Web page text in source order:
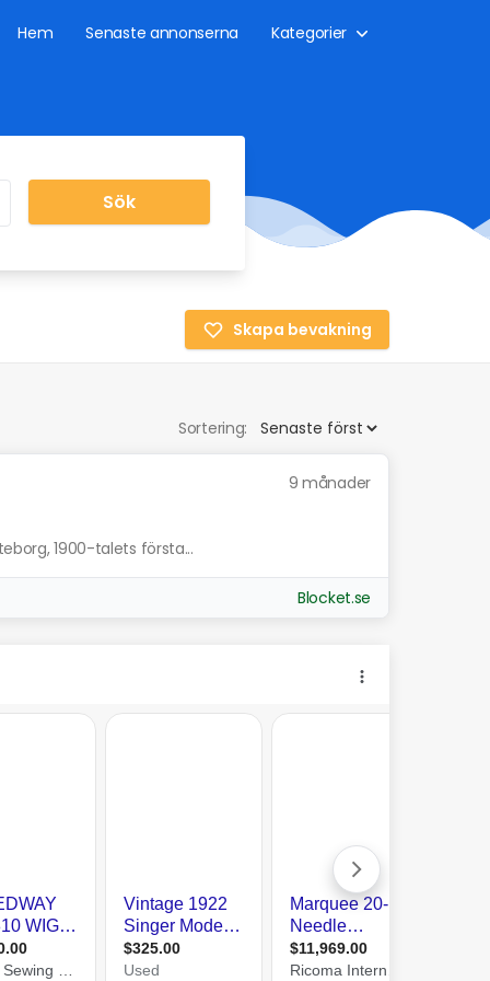
Hem Senaste annonserna Kategorier
Sök
Skapa bevakning
Sortering:
9 månader
1900-talets första...
Blocket.se